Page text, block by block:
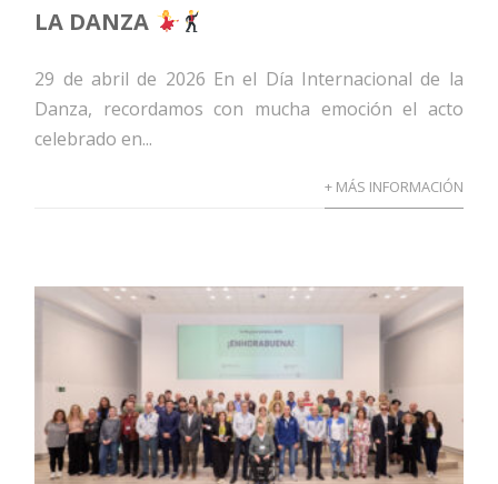
LA DANZA
29 de abril de 2026 En el Día Internacional de la
Danza, recordamos con mucha emoción el acto
celebrado en...
+ MÁS INFORMACIÓN